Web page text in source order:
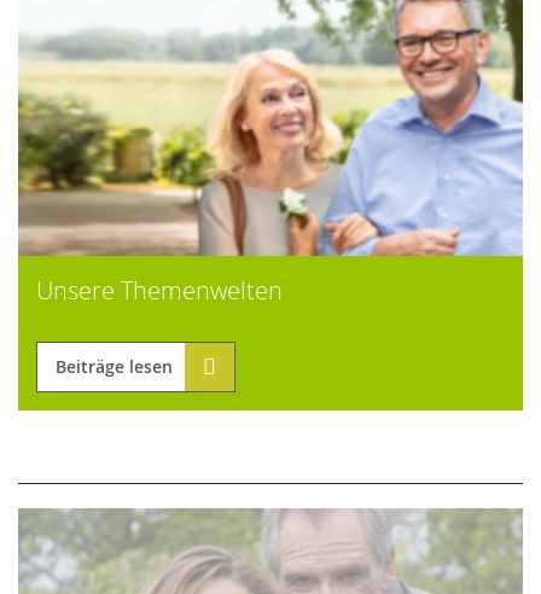
Unsere Themenwelten
Beiträge lesen